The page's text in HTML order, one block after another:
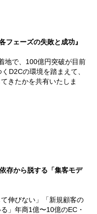
フェーズの失敗と成功』
地で、100億円突破が目前
D2Cの環境を踏まえて、
きたかを共有いたしま
存から脱する「集客モデ
伸びない」「新規顧客の
」年商1億〜10億のEC・